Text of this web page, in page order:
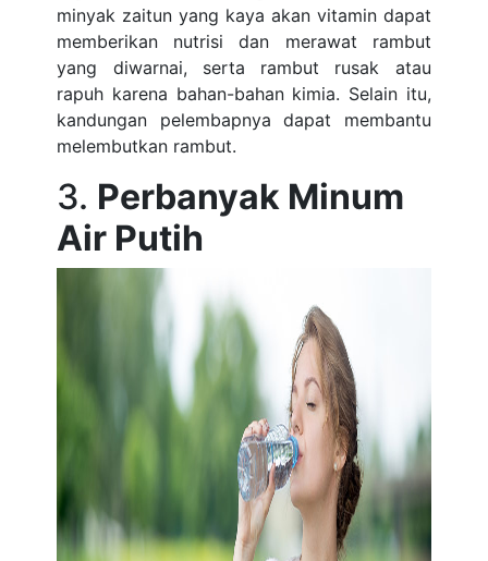
minyak zaitun yang kaya akan vitamin dapat
memberikan nutrisi dan merawat rambut
yang diwarnai, serta rambut rusak atau
rapuh karena bahan-bahan kimia. Selain itu,
kandungan pelembapnya dapat membantu
melembutkan rambut.
3. Perbanyak Minum
Air Putih